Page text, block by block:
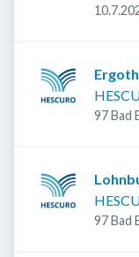
97 Bad
97 Bad